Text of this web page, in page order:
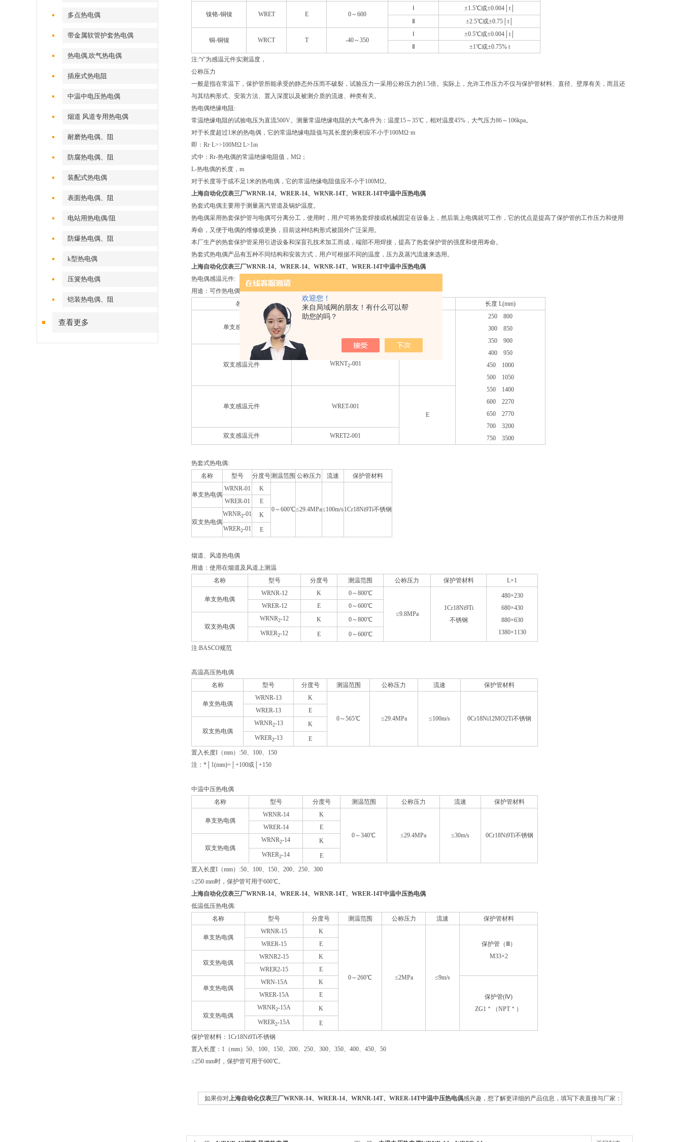
欢迎您！
来自局域网的朋友！有什么可以帮
助您的吗？
多点热电偶
带金属软管护套热电偶
热电偶,吹气热电偶
插座式热电阻
中温中电压热电偶
烟道 风道专用热电偶
耐磨热电偶、阻
防腐热电偶、阻
装配式热电偶
表面热电偶、阻
电站用热电偶/阻
防爆热电偶、阻
k型热电偶
压簧热电偶
铠装热电偶、阻
查看更多
镍铬-铜镍 WRET E 0～600
±1.5℃或±0.004│t│
±2.5℃或±0.75│t│
铜-铜镍 WRCT T -40～350
±0.5℃或±0.004│t│
±1℃或±0.75% t
注:“t"为感温元件实测温度，
公称压力
一般是指在常温下，保护管所能承受的静态外压而不破裂，试验压力一采用公称压力的1.5倍。实际上，允许工作压力不仅与保护管材料、直径、壁厚有关，而且还
与其结构形式、安装方法、置入深度以及被测介质的流速、种类有关。
热电偶绝缘电阻:
常温绝缘电阻的试验电压为直流500V。测量常温绝缘电阻的大气条件为：温度15～35℃，相对温度45%，大气压力86～106kpa。
对于长度超过1米的热电偶，它的常温绝缘电阻值与其长度的乘积应不小于100MΩ·m
即：Rr·L>>100MΩ L>1m
式中：Rr-热电偶的常温绝缘电阻值，MΩ；
L-热电偶的长度，m
对于长度等于或不足1米的热电偶，它的常温绝缘电阻值应不小于100MΩ。
上海自动化仪表三厂WRNR-14、WRER-14、WRNR-14T、WRER-14T中温中压热电偶
热套式电偶主要用于测量蒸汽管道及锅炉温度。
热电偶采用热套保护管与电偶可分离分工，使用时，用户可将热套焊接或机械固定在设备上，然后装上电偶就可工作，它的优点是提高了保护管的工作压力和使用
寿命，又便于电偶的维修或更换，目前这种结构形式被国外广泛采用。
本厂生产的热套保护管采用引进设备和深盲孔技术加工而成，端部不用焊接，提高了热套保护管的强度和使用寿命。
热套式热电偶产品有五种不同结构和安装方式，用户可根据不同的温度，压力及蒸汽流速来选用。
上海自动化仪表三厂WRNR-14、WRER-14、WRNR-14T、WRER-14T中温中压热电偶
热电偶感温元件:
用途：可作热电偶直接使用，亦可作为热套式热电偶维修更换元件使用。
名称
型号 长度 L(mm)
单支感温元件
250 800
300 850
350 900
400 950
450 1000
500 1050
550 1400
600 2270
650 2770
700 3200
750 3500
双支感温元件 WRNT2-001
单支感温元件
WRET-001
E
双支感温元件 WRET2-001
热套式热电偶:
名称
型号 分度号测温范围 公称压力 流速 保护管材料
单支热电偶
WRNR-01 K
0～600℃≤29.4MPa≤100m/s1Cr18Ni9Ti不锈钢
WRER-01 E
双支热电偶
WRNR2-01
K
WRER2-01 E
烟道、风道热电偶
用途：使用在烟道及风道上测温
名称
型号 分度号 测温范围 公称压力 保护管材料 L×1
单支热电偶
WRNR-12 K 0～800℃
≤9.8MPa
1Cr18Ni9Ti
不锈钢
480×230
680×430
880×630
1380×1130
WRER-12 E 0～600℃
双支热电偶
WRNR2-12 K
0～800℃
WRER2-12 E
0～600℃
注:BASCO规范
高温高压热电偶
名称
型号 分度号 测温范围 公称压力 流速 保护管材料
单支热电偶
WRNR-13 K
0～565℃ ≤29.4MPa ≤100m/s 0Cr18Ni12MO2Ti不锈钢
WRER-13 E
双支热电偶
WRNR2-13
K
WRER2-13
E
置入长度I（mm）:50、100、150
注：*│1(mm)=│+100或│+150
中温中压热电偶
名称
型号 分度号 测温范围 公称压力 流速 保护管材料
单支热电偶
WRNR-14 K
0～340℃ ≤29.4MPa ≤30m/s 0Cr18Ni9Ti不锈钢
WRER-14 E
双支热电偶
WRNR2-14
K
WRER2-14
E
置入长度I（mm）:50、100、150、200、250、300
≤250 mm时，保护管可用于600℃。
上海自动化仪表三厂WRNR-14、WRER-14、WRNR-14T、WRER-14T中温中压热电偶
低温低压热电偶:
名称
型号 分度号 测温范围 公称压力 流速 保护管材料
单支热电偶
WRNR-15 K
0～260℃ ≤2MPa ≤9m/s
保护管（Ⅲ）
M33×2
WRER-15 E
双支热电偶
WRNR2-15
K
WRER2-15
E
单支热电偶
WRN-15A K
保护管(Ⅳ)
ZG1＂（NPT＂）
WRER-15A E
双支热电偶
WRNR2-15A
K
WRER2-15A
E
保护管材料：1Cr18Ni9Ti不锈钢
置入长度：1（mm）50、100、150、200、250、300、350、400、450、50
≤250 mm时，保护管可用于600℃。
如果你对上海自动化仪表三厂WRNR-14、WRER-14、WRNR-14T、WRER-14T中温中压热电偶感兴趣，想了解更详细的产品信息，填写下表直接与厂家：